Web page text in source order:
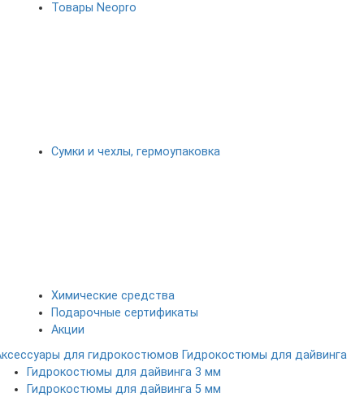
Товары Neopro
Сумки и чехлы, гермоупаковка
Химические средства
Подарочные сертификаты
Акции
для гидрокостюмов Гидрокостюмы для дайвинга
Гидрокостюмы для дайвинга 3 мм
Гидрокостюмы для дайвинга 5 мм